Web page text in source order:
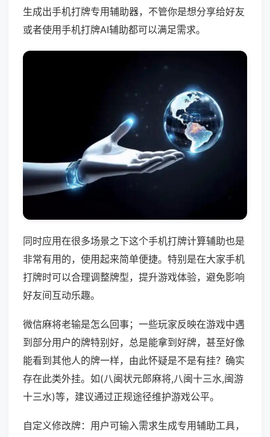
生成出手机打牌专用辅助器，不管你是想分享给好友
或者使用手机打牌AI辅助都可以满足需求。
同时应用在很多场景之下这个手机打牌计算辅助也是
非常有用的，使用起来简单便捷。特别是在大家手机
打牌时可以合理调整牌型，提升游戏体验，避免影响
好友间互动乐趣。
微信麻将老输是怎么回事；一些玩家反映在游戏中遇
到部分用户的牌特别好，总是能拿到好牌，甚至好像
能看到其他人的牌一样，由此怀疑是不是有挂？确实
存在此类外挂。如(八闽状元郎麻将,八闽十三水,闽游
十三水)等，建议通过正规途径维护游戏公平。
自定义修改牌：用户可输入需求生成专用辅助工具，